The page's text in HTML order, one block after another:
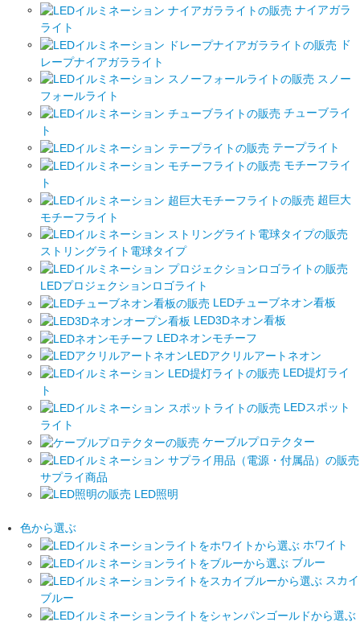
ナイアガラ
ライト
ド
レープナイアガラライト
スノー
フォールライト
チューブライ
ト
テープライト
モチーフライ
ト
超巨大
モチーフライト
ストリングライト電球タイプ
LEDプロジェクションロゴライト
LEDチューブネオン看板
LED3Dネオン看板
LEDネオンモチーフ
LEDアクリルアートネオン
LED提灯ライ
ト
LEDスポット
ライト
ケーブルプロテクター
サプライ商品
LED照明
色から選ぶ
ホワイト
ブルー
スカイ
ブルー